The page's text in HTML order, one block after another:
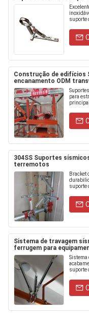
suporte
Construção de edifícios
encanamento ODM
para
304SS Suportes
terremotos
Bracket
suporte
Sistema de travagem
ferrugem para
Sistema
suporte